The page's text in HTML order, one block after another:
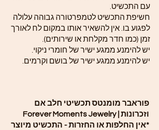
עם התכשיט.
חשיפת התכשיט לטמפרטורה גבוהה עלולה
לפגוע בו. אין להשאיר אותו במקום לח לאורך
זמן (כמו חדר מקלחת או שירותים).
יש להימנע ממגע ישיר של חומרי ניקוי.
יש להימנע ממגע ישיר של בושם וקרמים.
פוראבר מומנטס תכשיטי חלב אם
וזכרונות | Forever Moments Jewelry
*אין החלפות או החזרות - התכשיט מיוצר